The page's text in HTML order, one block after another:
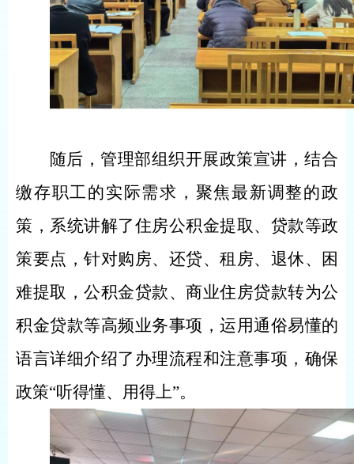
随后，管理部组织开展政策宣讲，结合
缴存职工的实际需求，聚焦最新调整的政
策，系统讲解了住房公积金提取、贷款等政
策要点，针对购房、还贷、租房、退休、困
难提取，公积金贷款、商业住房贷款转为公
积金贷款等高频业务事项，运用通俗易懂的
语言详细介绍了办理流程和注意事项，确保
政策“听得懂、用得上”。